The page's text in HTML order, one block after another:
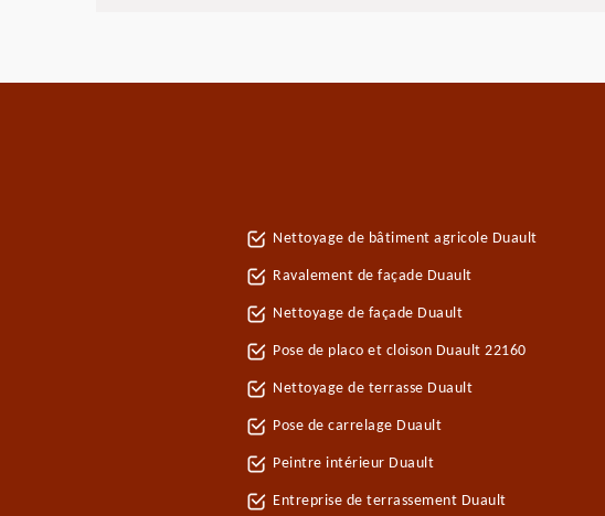
Nettoyage de bâtiment agricole Duault
Ravalement de façade Duault
Nettoyage de façade Duault
Pose de placo et cloison Duault 22160
Nettoyage de terrasse Duault
Pose de carrelage Duault
Peintre intérieur Duault
Entreprise de terrassement Duault